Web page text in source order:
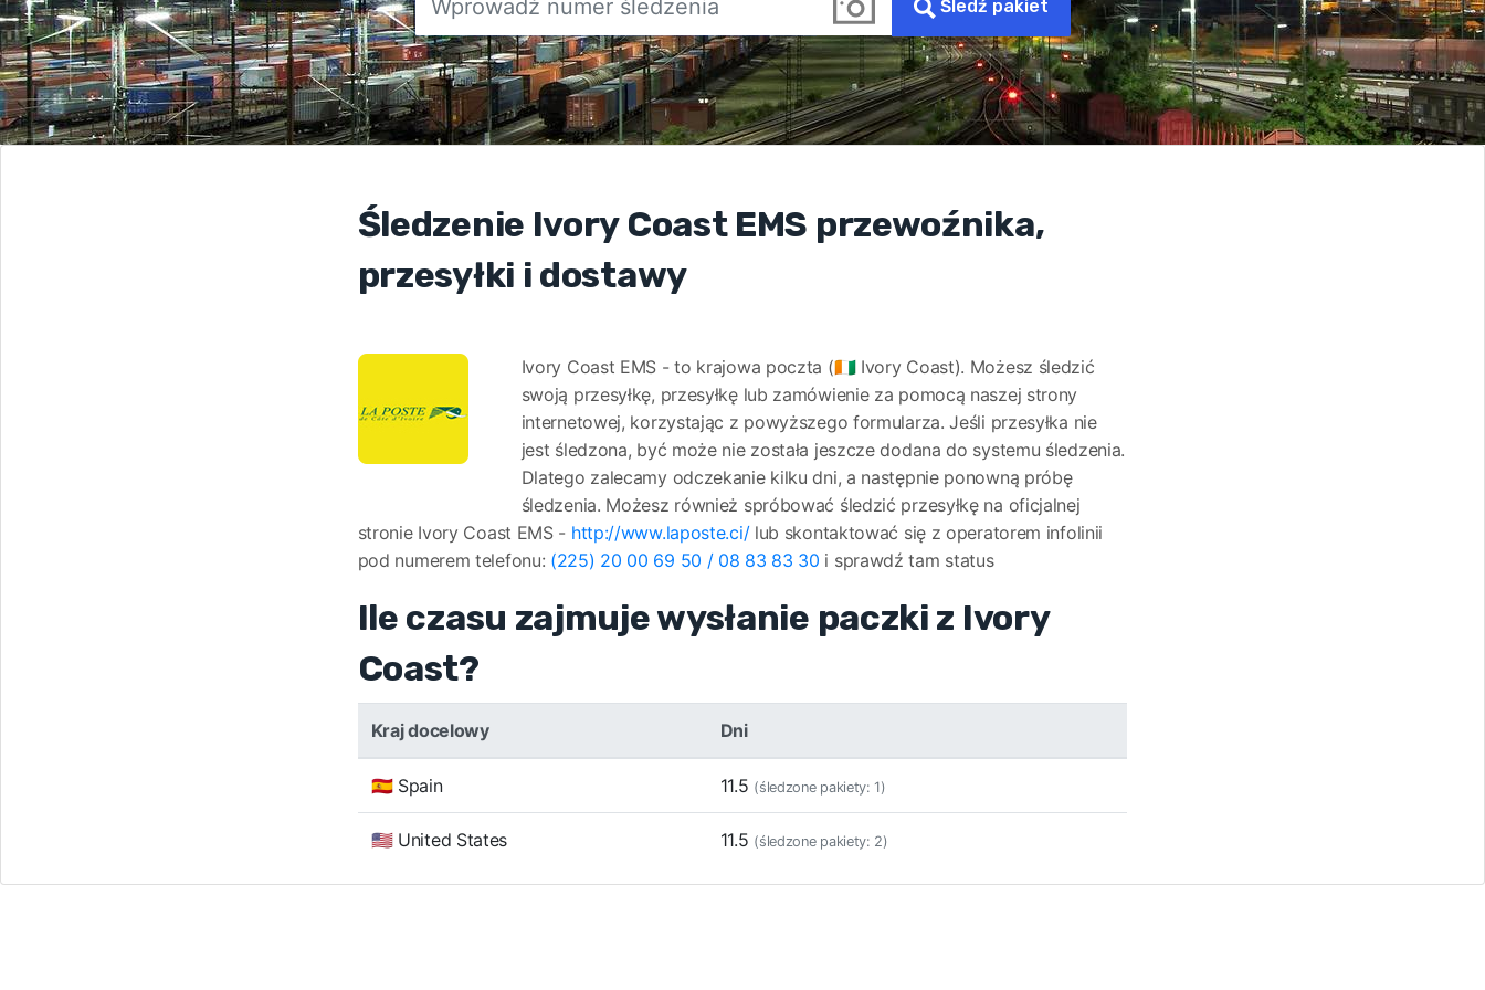
Śledź pakiet
Śledzenie Ivory Coast EMS przewoźnika,
przesyłki i dostawy
Ivory Coast EMS - to krajowa poczta (🇨🇮 Ivory Coast). Możesz śledzić
swoją przesyłkę, przesyłkę lub zamówienie za pomocą naszej strony
internetowej, korzystając z powyższego formularza. Jeśli przesyłka nie
jest śledzona, być może nie została jeszcze dodana do systemu śledzenia.
Dlatego zalecamy odczekanie kilku dni, a następnie ponowną próbę
śledzenia. Możesz również spróbować śledzić przesyłkę na oficjalnej
stronie Ivory Coast EMS - http://www.laposte.ci/lub skontaktować się z operatorem infolinii
pod numerem telefonu: ​(225) 20 00 69 50 / 08 83 83 30 i sprawdź tam status
Ile czasu zajmuje wysłanie paczki z Ivory
Coast?
Kraj docelowy Dni
🇪🇸 Spain 11.5 (śledzone pakiety: 1)
🇺🇸 United States 11.5 (śledzone pakiety: 2)